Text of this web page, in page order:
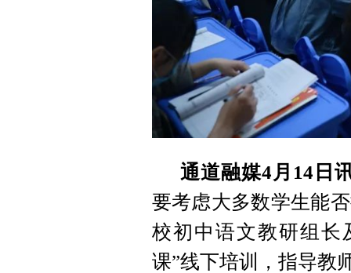
通道融媒4月14日
要考虑大多数学生能
校初中语文教研组长
课”线下培训，指导教